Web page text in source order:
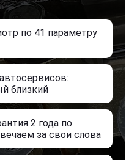
по 41 параметру
близкий
2 года по
за свои слова